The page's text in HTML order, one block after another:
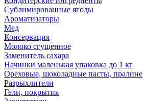
Сублимированные ягоды
Ароматизаторы
Мед
Консервация
Молоко сгущенное
Заменитель сахара
Начинки маленькая упаковка до 1 кг
Ореховые, шоколадные пасты, пралине
Разрыхлители
Гели, покрытия